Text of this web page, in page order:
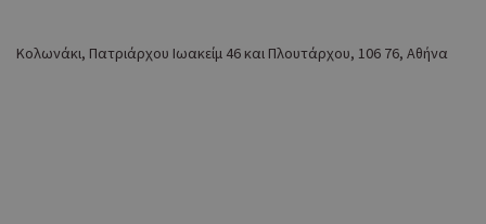
Κολωνάκι, Πατριάρχου Ιωακείμ 46 και Πλουτάρχου, 106 76, Αθήνα